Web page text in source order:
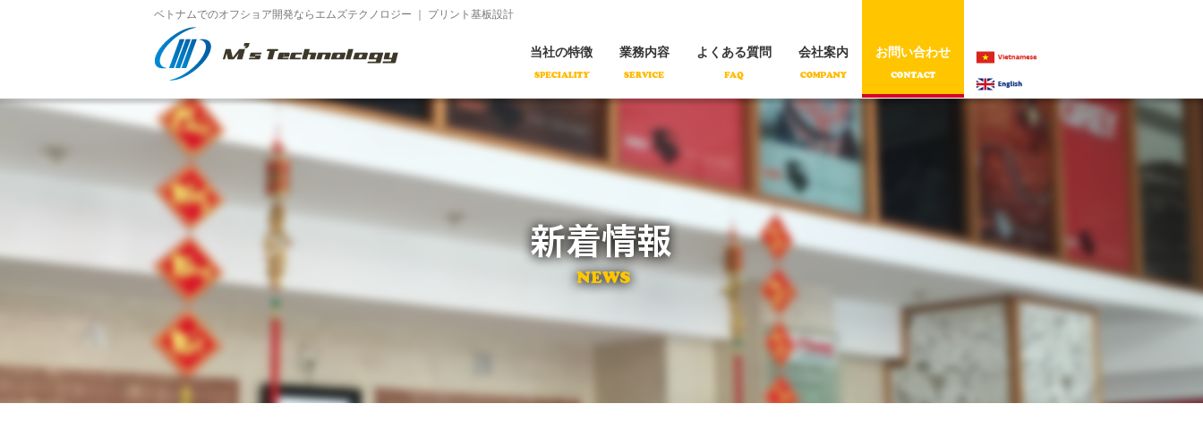
ベトナムでのオフショア開発ならエムズテクノロジー ｜ プリント基板設計
当社の特徴 業務内容 よくある質問 会社案内 お問い合わせ
VIETNAMESE
ENGLISH